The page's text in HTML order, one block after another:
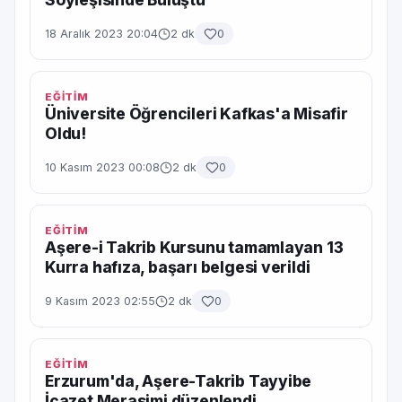
18 Aralık 2023 20:04 2 dk 0
EĞİTİM
Üniversite Öğrencileri Kafkas'a Misafir
Oldu!
10 Kasım 2023 00:08 2 dk 0
EĞİTİM
Aşere-i Takrib Kursunu tamamlayan 13
Kurra hafıza, başarı belgesi verildi
9 Kasım 2023 02:55 2 dk 0
EĞİTİM
Erzurum'da, Aşere-Takrib Tayyibe